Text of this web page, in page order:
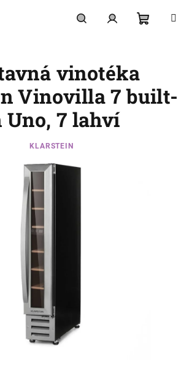
vinotéka
Vinovilla 7 built-
Uno, 7 lahví
KLARSTEIN